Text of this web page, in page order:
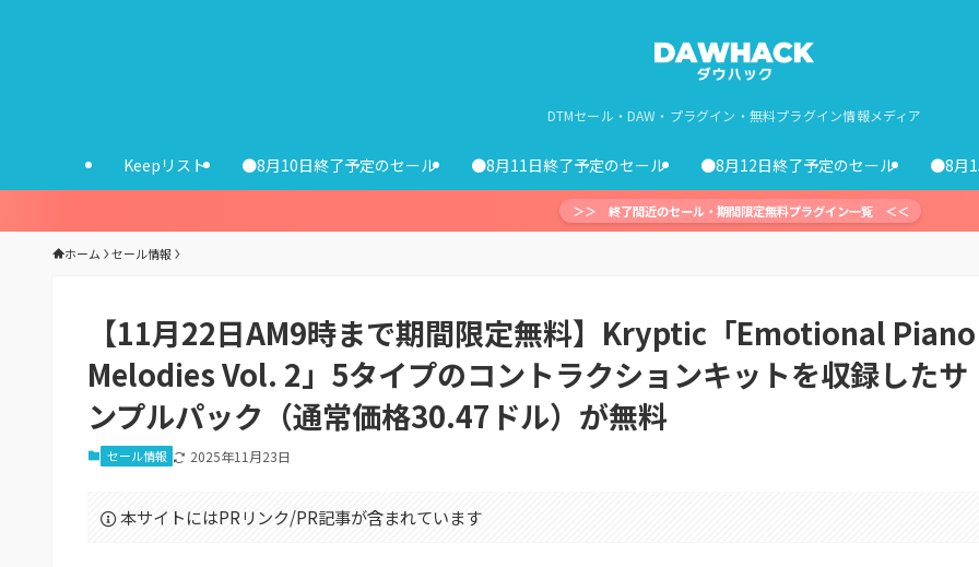
DTMセール・DAW・プラグイン・無料プラグイン情報メディア
Keepリスト ●8月10日終了予定のセール ●8月11日終了予定のセール ●8月12日終了予定のセール ●8月
＞＞ 終了間近のセール・期間限定無料プラグイン一覧 ＜＜
ホーム セール情報
【11月22日AM9時まで期間限定無料】Kryptic「Emotional Piano
Melodies Vol. 2」5タイプのコントラクションキットを収録したサ
ンプルパック（通常価格30.47ドル）が無料
セール情報 2025年11月23日
本サイトにはPRリンク/PR記事が含まれています